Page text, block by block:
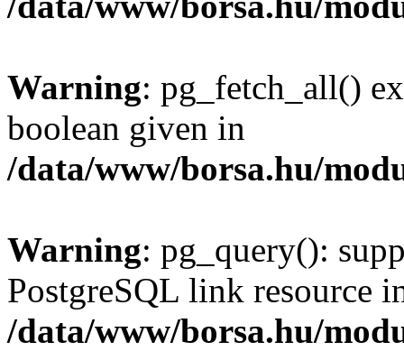
Warning: pg_fetch_all()
boolean given in
/data/www/borsa.hu/
Warning: pg_query():
PostgreSQL link resource
/data/www/borsa.hu/